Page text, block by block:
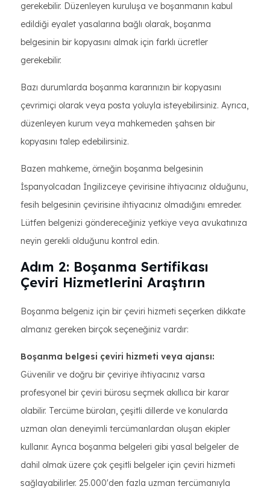
gerekebilir. Düzenleyen kuruluşa ve boşanmanın kabul
edildiği eyalet yasalarına bağlı olarak, boşanma
belgesinin bir kopyasını almak için farklı ücretler
gerekebilir.
Bazı durumlarda boşanma kararınızın bir kopyasını
çevrimiçi olarak veya posta yoluyla isteyebilirsiniz. Ayrıca,
düzenleyen kurum veya mahkemeden şahsen bir
kopyasını talep edebilirsiniz.
Bazen mahkeme, örneğin boşanma belgesinin
İspanyolcadan İngilizceye çevirisine ihtiyacınız olduğunu,
fesih belgesinin çevirisine ihtiyacınız olmadığını emreder.
Lütfen belgenizi göndereceğiniz yetkiye veya avukatınıza
neyin gerekli olduğunu kontrol edin.
Adım 2: Boşanma Sertifikası
Çeviri Hizmetlerini Araştırın
Boşanma belgeniz için bir çeviri hizmeti seçerken dikkate
almanız gereken birçok seçeneğiniz vardır:
Boşanma belgesi çeviri hizmeti veya ajansı:
Güvenilir ve doğru bir çeviriye ihtiyacınız varsa
profesyonel bir çeviri bürosu seçmek akıllıca bir karar
olabilir. Tercüme büroları, çeşitli dillerde ve konularda
uzman olan deneyimli tercümanlardan oluşan ekipler
kullanır. Ayrıca boşanma belgeleri gibi yasal belgeler de
dahil olmak üzere çok çeşitli belgeler için çeviri hizmeti
sağlayabilirler. 25.000'den fazla uzman tercümanıyla